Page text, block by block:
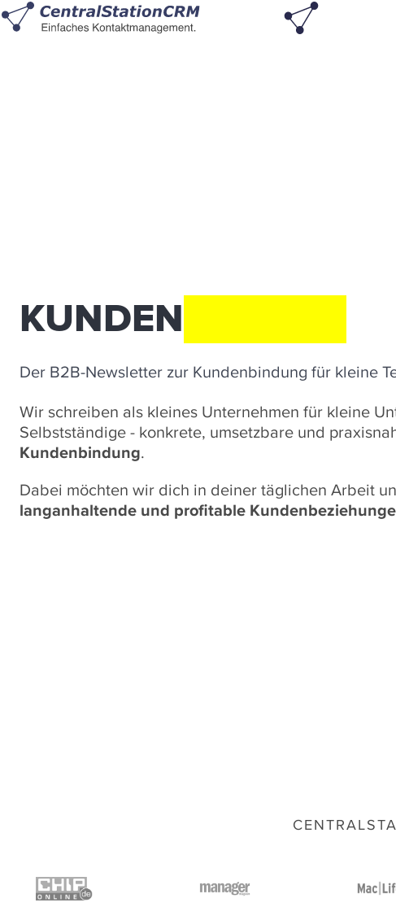
KUNDEN
Der B2B-Newsletter zur Kundenbindung für kleine
Wir schreiben als kleines Unternehmen für kleine
Selbstständige - konkrete, umsetzbare und
Kundenbindung.
Dabei möchten wir dich in deiner täglichen Arbeit
langanhaltende und profitable